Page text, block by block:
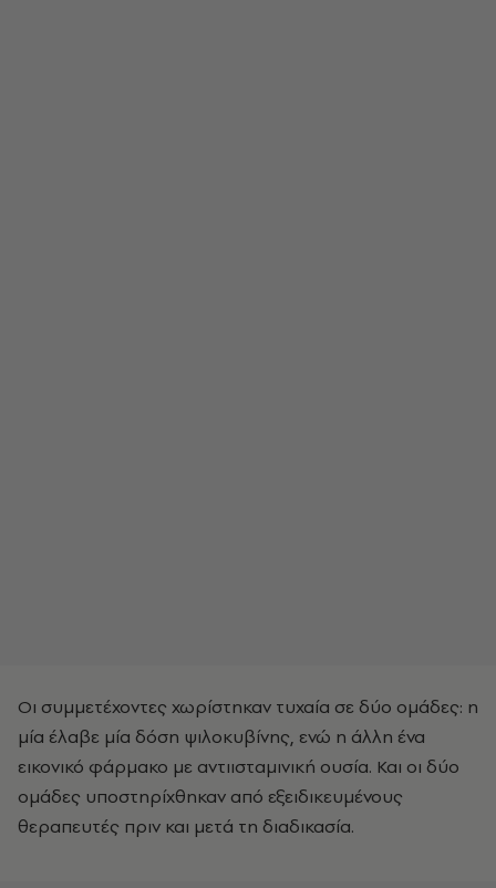
Οι συμμετέχοντες χωρίστηκαν τυχαία σε δύο ομάδες: η
μία έλαβε μία δόση ψιλοκυβίνης, ενώ η άλλη ένα
εικονικό φάρμακο με αντιισταμινική ουσία. Και οι δύο
ομάδες υποστηρίχθηκαν από εξειδικευμένους
θεραπευτές πριν και μετά τη διαδικασία.